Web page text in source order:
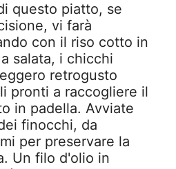
questo piatto, se
vi farà
con il riso cotto in
salata, i chicchi
retrogusto
pronti a raccogliere il
in padella. Avviate
finocchi, da
per preservare la
Un filo d'olio in